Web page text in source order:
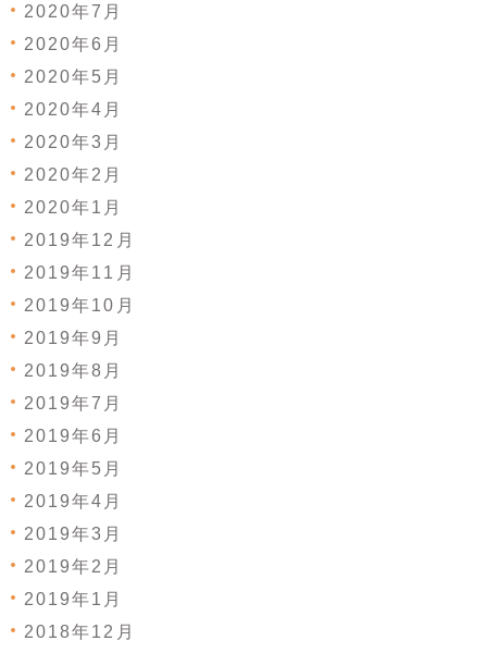
2020年7月
2020年6月
2020年5月
2020年4月
2020年3月
2020年2月
2020年1月
2019年12月
2019年11月
2019年10月
2019年9月
2019年8月
2019年7月
2019年6月
2019年5月
2019年4月
2019年3月
2019年2月
2019年1月
2018年12月